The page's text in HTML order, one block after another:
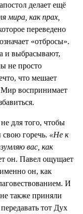
делает ещё
мира, как прах,
переведено
«отбросы».
и выбрасывают,
не просто
что мешает
воспринимает
для того, чтобы
свою горечь. «Не к
вас, как
он. Павел ощущает
он, как
И
также приняли
тот Дух